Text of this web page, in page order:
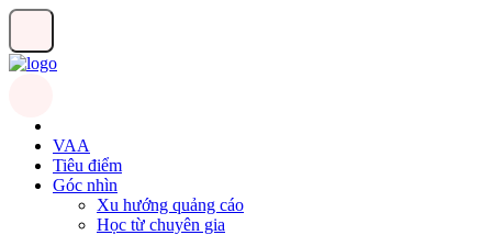
VAA
Tiêu điểm
Góc nhìn
Xu hướng quảng cáo
Học từ chuyên gia